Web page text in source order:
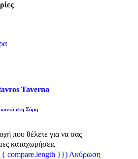
Taverna
στη Σάμη
compare.length }}) Ακύρωση
που θέλετε για να σας
καταχωρήσεις